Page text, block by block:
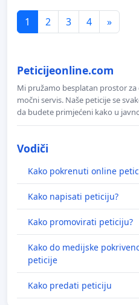
1 2 3 4 »
Peticijeonline.com
Mi pružamo besplatan prostor
močni servis. Naše peticije se
da budete primjećeni kako u
Vodiči
Kako pokrenuti online
Kako napisati peticiju?
Kako promovirati peticiju?
Kako do medijske
peticije
Kako predati peticiju